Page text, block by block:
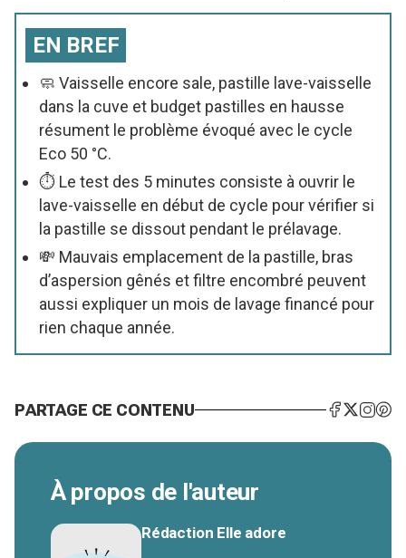
EN BREF
🧼 Vaisselle encore sale, pastille lave-vaisselle
dans la cuve et budget pastilles en hausse
résument le problème évoqué avec le cycle
Eco 50 °C.
⏱ Le test des 5 minutes consiste à ouvrir le
lave-vaisselle en début de cycle pour vérifier si
la pastille se dissout pendant le prélavage.
💸 Mauvais emplacement de la pastille, bras
d’aspersion gênés et filtre encombré peuvent
aussi expliquer un mois de lavage financé pour
rien chaque année.
PARTAGE CE CONTENU
À propos de l'auteur
Rédaction Elle adore